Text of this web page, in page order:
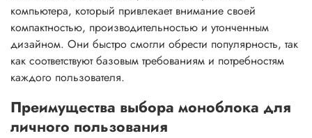
компьютера, который привлекает внимание своей
компактностью, производительностью и утонченным
дизайном. Они быстро смогли обрести популярность, так
как соответствуют базовым требованиям и потребностям
каждого пользователя.
Преимущества выбора моноблока для
личного пользования